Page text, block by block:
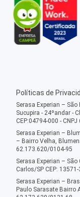
Políticas de
Serasa Experian –
Sucupira - 24ºandar -
CEP:04794-000 -
Serasa Experian –
– Bairro Velha,
62.173.620/0104-95
Serasa Experian –
Carlos/SP CEP:
Serasa Experian –
Paulo Sarasate Bairro